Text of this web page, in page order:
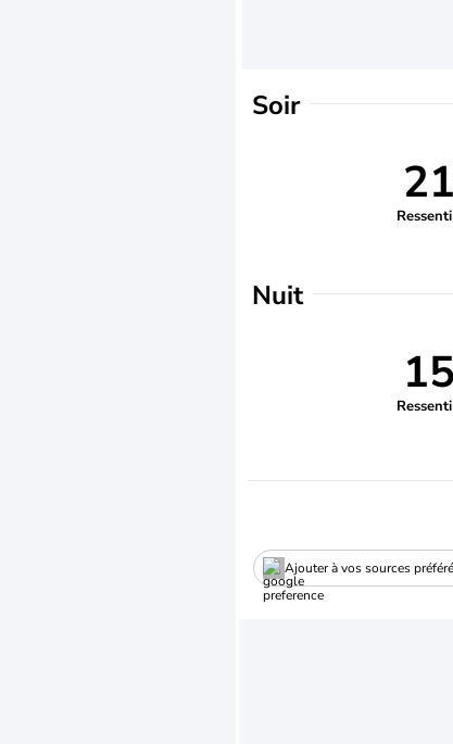
Soir
Nuit
Ajouter à vos sources